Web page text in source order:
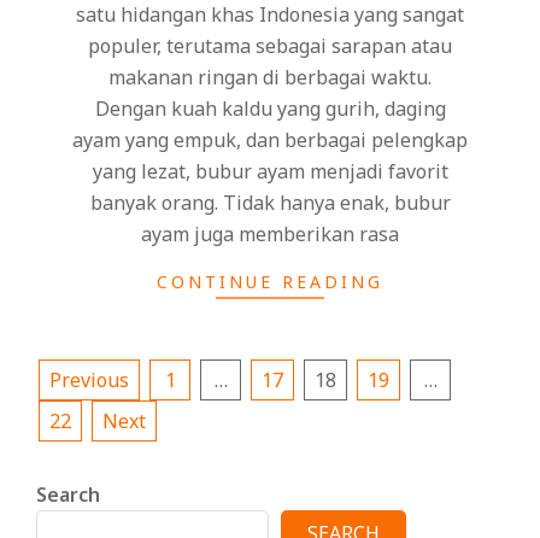
satu hidangan khas Indonesia yang sangat
populer, terutama sebagai sarapan atau
makanan ringan di berbagai waktu.
Dengan kuah kaldu yang gurih, daging
ayam yang empuk, dan berbagai pelengkap
yang lezat, bubur ayam menjadi favorit
banyak orang. Tidak hanya enak, bubur
ayam juga memberikan rasa
CONTINUE READING
Posts
pagination
Previous 1 … 17 18 19
…
22
Next
Search